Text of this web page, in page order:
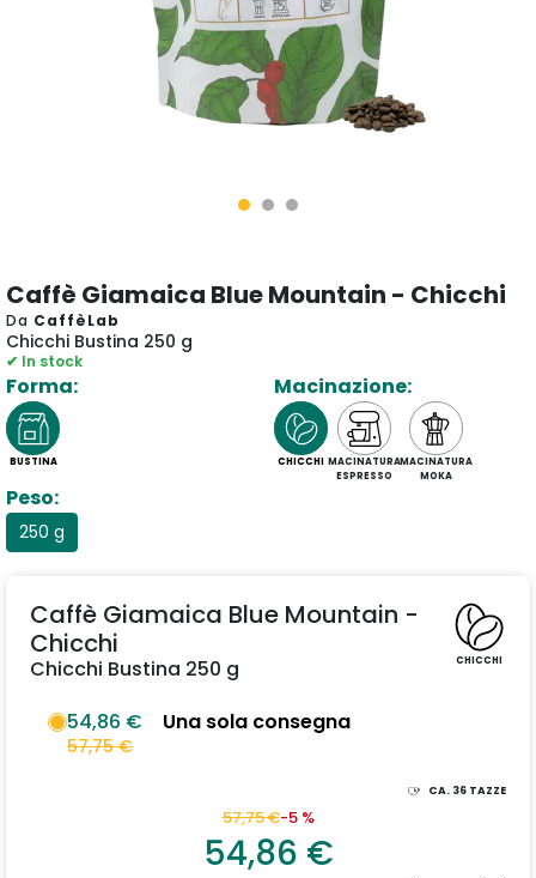
Caffè Giamaica Blue Mountain - Chicchi
Da CaffèLab
Chicchi Bustina 250 g
✔ In stock
Forma:
BUSTINA
Macinazione:
CHICCHI MACINATURA
ESPRESSO
MACINATURA
MOKA
Peso:
250 g
CHICCHI
Caffè Giamaica Blue Mountain -
Chicchi
Chicchi Bustina 250 g
54,86 €
57,75 €
Una sola consegna
CA. 36 TAZZE
57,75 €-5 %
54,86 €